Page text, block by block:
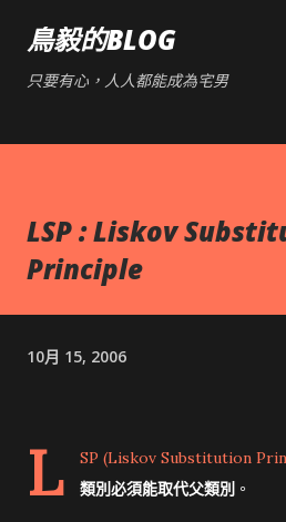
鳥毅的BLOG
只要有心，人人都能成為宅男
LSP : Liskov
Principle
10月 15, 2006
L SP (Liskov Substitution
類別必須能取代父類別 。